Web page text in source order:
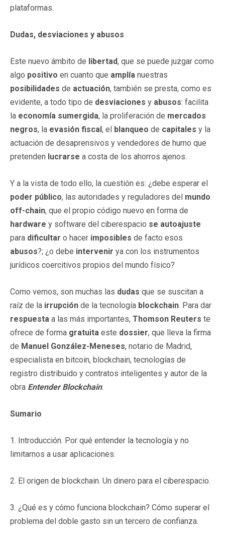
plataformas.
Dudas, desviaciones y abusos
Este nuevo ámbito de libertad, que se puede juzgar como
algo positivo en cuanto que amplía nuestras
posibilidades de actuación, también se presta, como es
evidente, a todo tipo de desviaciones y abusos: facilita
la economía sumergida, la proliferación de mercados
negros, la evasión fiscal, el blanqueo de capitales y la
actuación de desaprensivos y vendedores de humo que
pretenden lucrarse a costa de los ahorros ajenos.
Y a la vista de todo ello, la cuestión es: ¿debe esperar el
poder público, las autoridades y reguladores del mundo
off-chain, que el propio código nuevo en forma de
hardware y software del ciberespacio se autoajuste
para dificultar o hacer imposibles de facto esos
abusos?; ¿o debe intervenir ya con los instrumentos
jurídicos coercitivos propios del mundo físico?
Como vemos, son muchas las dudas que se suscitan a
raíz de la irrupción de la tecnología blockchain. Para dar
respuesta a las más importantes, Thomson Reuters te
ofrece de forma gratuita este dossier, que lleva la firma
de Manuel González-Meneses, notario de Madrid,
especialista en bitcoin, blockchain, tecnologías de
registro distribuido y contratos inteligentes y autor de la
obra Entender Blockchain.
Sumario
1. Introducción. Por qué entender la tecnología y no
limitarnos a usar aplicaciones.
2. El origen de blockchain. Un dinero para el ciberespacio.
3. ¿Qué es y cómo funciona blockchain? Cómo superar el
problema del doble gasto sin un tercero de confianza.